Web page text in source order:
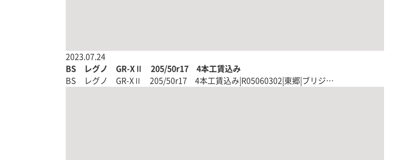
2023.07.24
BS レグノ GR-XⅡ 205/50r17 4本工賃込み
BS レグノ GR-XⅡ 205/50r17 4本工賃込み|R05060302|東郷|ブリジ…